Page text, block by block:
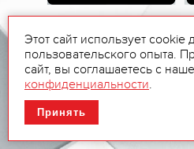
Этот сайт использует
пользовательского опыта.
сайт, вы соглашаетесь с
конфиденциальности.
Принять